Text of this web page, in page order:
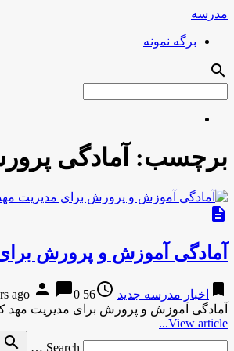
مدرسه
برگه نمونه
search
برچسب: آمادگی
description
آمادگی آموزش و پرورش
bookmark اخبار مدرسه جدید access_time
56 years ago
person chat_bubble0
آمادگی آموزش و پرورش برای مدیریت
View article...
Search …
search